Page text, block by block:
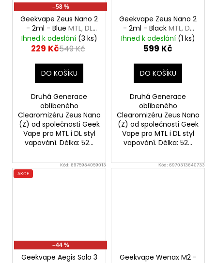
–58 %
Geekvape Zeus Nano 2
- 2ml - Blue MTL, DL
Clearomizér
Ihned k odeslání (3 ks)
229 Kč549 Kč
DO KOŠÍKU
Druhá Generace
oblíbeného
Clearomizéru Zeus Nano
(Z) od společnosti Geek
Vape pro MTL i DL styl
vapování. Délka: 52...
Geekvape Zeus Nano 2
- 2ml - Black MTL, DL
Clearomizér
Ihned k odeslání (1 ks)
599 Kč
DO KOŠÍKU
Druhá Generace
oblíbeného
Clearomizéru Zeus Nano
(Z) od společnosti Geek
Vape pro MTL i DL styl
vapování. Délka: 52...
Kód: 6975984059013
AKCE
–44 %
Geekvape Aegis Solo 3
Kód: 6970313640733
Geekvape Wenax M2 -